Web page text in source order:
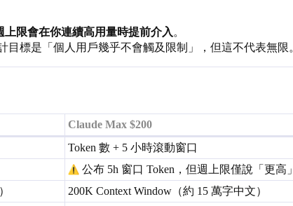
上限會在你連續高用量時提前介入 。
目標是「個人用戶幾乎不會觸及限制」，但這不代表無限
Claude Max $200
Token 數 + 5 小時滾動窗口
公布 5h 窗口 Token，但週上限僅說「更高」
200K Context Window（約 15 萬字中文）